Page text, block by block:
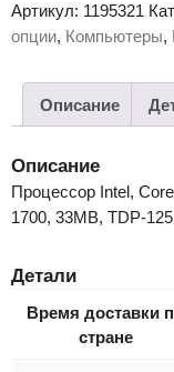
Core
OEM
Артикул: 1195321
опции, Компьютеры,
Описание
Описание
Процессор Intel,
1700, 33MB, TDP-
Детали
Время доставки
стране